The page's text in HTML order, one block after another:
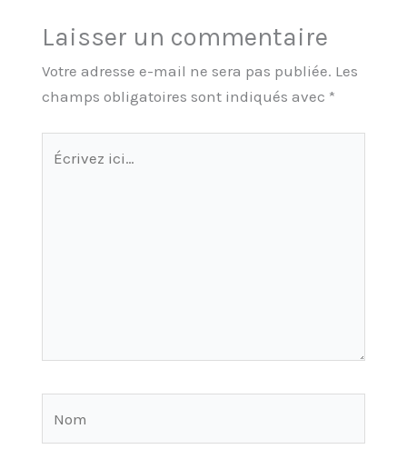
Laisser un commentaire
Votre adresse e-mail ne sera pas publiée. Les
champs obligatoires sont indiqués avec *
ici…